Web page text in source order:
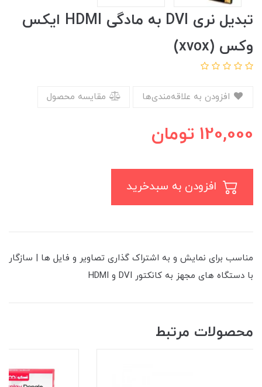
تبدیل نری DVI به مادگی HDMI ایکس
وکس (xvox)
مقایسه محصول
120,000 تومان
مناسب برای نمایش و به اشتراک گذاری تصاویر و فایل ها | سازگار
با دستگاه های مجهز به کانکتور DVI و HDMI
محصولات مرتبط